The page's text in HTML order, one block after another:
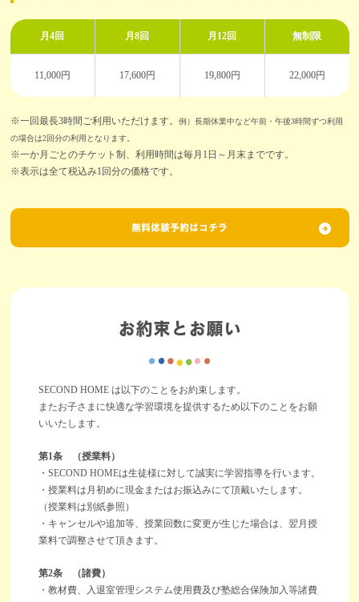
月4回 月8回 月12回 無制限
11,000円 17,600円 19,800円 22,000円
※一回最長3時間ご利用いただけます。
例）長期休業中など午前・午後3時間ずつ利用
の場合は2回分の利用となります。
※一か月ごとのチケット制、利用時間は毎月1日～月末までです。
※表示は全て税込み1回分の価格です。
無料体験予約はコチラ
お約束とお願い
SECOND HOME は以下のことをお約束します。
またお子さまに快適な学習環境を提供するため以下のことをお願
いいたします。
第1条 （授業料）
・SECOND HOMEは生徒様に対して誠実に学習指導を行います。
・授業料は月初めに現金またはお振込みにて頂戴いたします。
（授業料は別紙参照）
・キャンセルや追加等、授業回数に変更が生じた場合は、翌月授
業料で調整させて頂きます。
第2条 （諸費）
・教材費、入退室管理システム使用費及び塾総合保険加入等諸費